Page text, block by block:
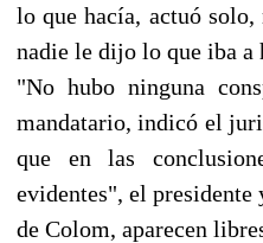
lo que hacía, actuó
nadie le dijo lo que iba a
"No hubo ninguna
mandatario, indicó el
que en las
evidentes", el presidente
de Colom, aparecen